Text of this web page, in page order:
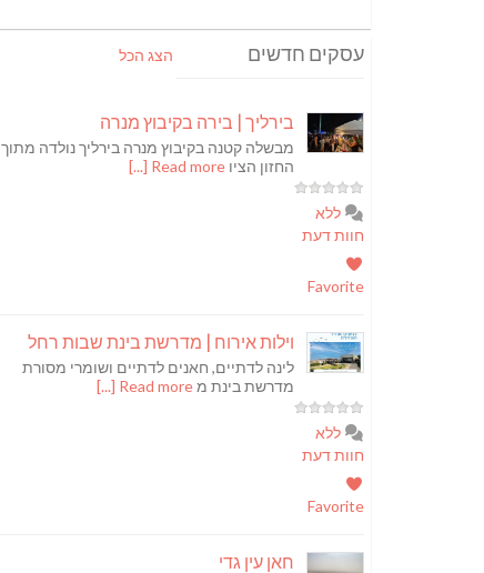
עסקים חדשים הצג הכל
בירליך | בירה בקיבוץ מנרה
מבשלה קטנה בקיבוץ מנרה בירליך נולדה מתוך
החזון הציו Read more [...]
ללא
חוות דעת
Favorite
וילות אירוח | מדרשת בינת שבות רחל
לינה לדתיים, חאנים לדתיים ושומרי מסורת
מדרשת בינת מRead more [...]
ללא
חוות דעת
Favorite
חאן עין גדי